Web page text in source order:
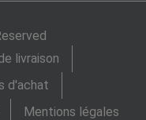
livraison
d'achat
Mentions légales